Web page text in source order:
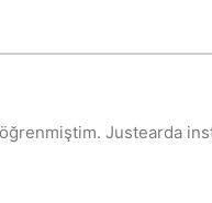
Justearda